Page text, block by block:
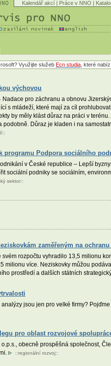
Kalendář akcí | Práce v NNO |
Využijte služeb Ecn studia , které
výchovou
Nadace pro záchranu a obnovu
s mládeží, které mají za cíl
by měly klást důraz na práci v
Důraz je kladen i na
::
programu Podpora sociálního
v České republice – Lepší
sociální podniky se sociálním,
sektor::
zaměřeným na
svém rozpočtu vyhradilo 13,5 milionu
milionu více. Neziskovky můžou
prostředí a dalších státních
analýzy jsou jen pro velké firmy?
pro oblast rozvojové
o.p.s., obecně prospěšná společnost,
::regionální rozvoj::